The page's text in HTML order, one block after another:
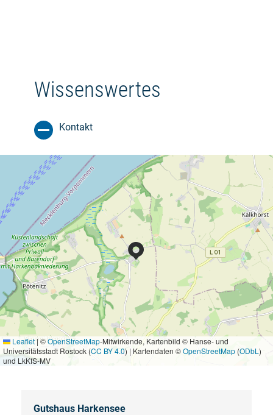
Wissenswertes
Kontakt
Leaflet|©OpenStreetMap-Mitwirkende, Kartenbild © Hanse- und
Universitätsstadt Rostock (CC BY 4.0) | Kartendaten ©OpenStreetMap (ODbL )
und LkKfS-MV
Gutshaus Harkensee